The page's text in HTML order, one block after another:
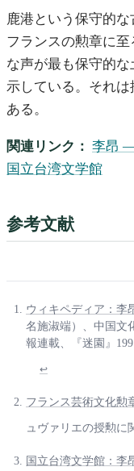
鹿港という保守的
フランスの勲章に
な声が最も保守的
示している。それ
ある。
関連リンク： 李昂
国立台湾文学館
参考文献
ウィキペディア：李
名施淑端）、中国文
報連載、『迷園』
↩
フランス芸術文化勲
ュヴァリエの授勲に
国立台湾文学館：李